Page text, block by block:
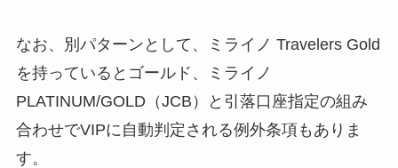
なお、別パターンとして、ミライノ Travelers Gold
を持っているとゴールド、ミライノ
PLATINUM/GOLD（JCB）と引落口座指定の組み
合わせでVIPに自動判定される例外条項もありま
す。